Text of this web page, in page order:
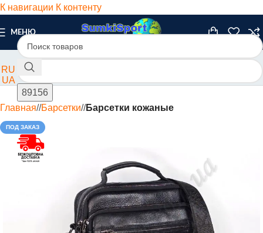
К навигации К контенту
МЕНЮ
RU
UA
Главная/ Барсетки/ Барсетки кожаные
ПОД ЗАКАЗ